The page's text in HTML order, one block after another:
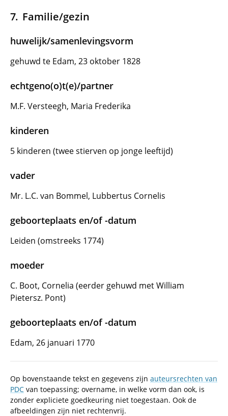
Familie/gezin
huwelijk/samenlevingsvorm
gehuwd te Edam, 23 oktober 1828
echtgeno(o)t(e)/partner
M.F. Versteegh, Maria Frederika
kinderen
5 kinderen (twee stierven op jonge leeftijd)
vader
Mr. L.C. van Bommel, Lubbertus Cornelis
geboorteplaats en/of -datum
Leiden (omstreeks 1774)
moeder
C. Boot, Cornelia (eerder gehuwd met William
Pietersz. Pont)
geboorteplaats en/of -datum
Edam, 26 januari 1770
Op bovenstaande tekst en gegevens zijn auteursrechten van
PDC van toepassing; overname, in welke vorm dan ook, is
zonder expliciete goedkeuring niet toegestaan. Ook de
afbeeldingen zijn niet rechtenvrij.